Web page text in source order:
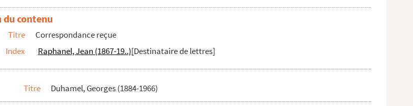
contenu
Titre
Correspondance reçue
Index
Raphanel, Jean (1867-19..)[Destinataire de lettres]
Titre Duhamel, Georges (1884-1966)